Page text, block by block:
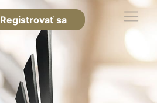
Registrovať sa